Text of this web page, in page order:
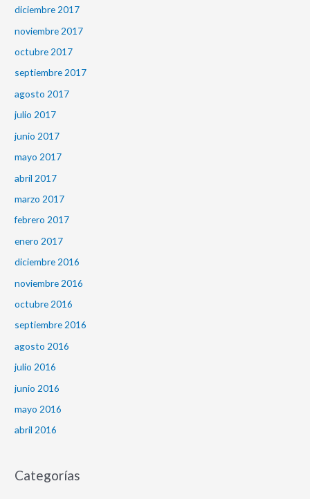
diciembre 2017
noviembre 2017
octubre 2017
septiembre 2017
agosto 2017
julio 2017
junio 2017
mayo 2017
abril 2017
marzo 2017
febrero 2017
enero 2017
diciembre 2016
noviembre 2016
octubre 2016
septiembre 2016
agosto 2016
julio 2016
junio 2016
mayo 2016
abril 2016
Categorías